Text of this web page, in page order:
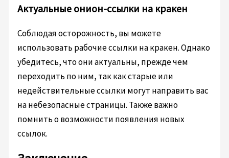
Актуальные онион-ссылки на кракен
Соблюдая осторожность, вы можете
использовать рабочие ссылки на кракен. Однако
убедитесь, что они актуальны, прежде чем
переходить по ним, так как старые или
недействительные ссылки могут направить вас
на небезопасные страницы. Также важно
помнить о возможности появления новых
ссылок.